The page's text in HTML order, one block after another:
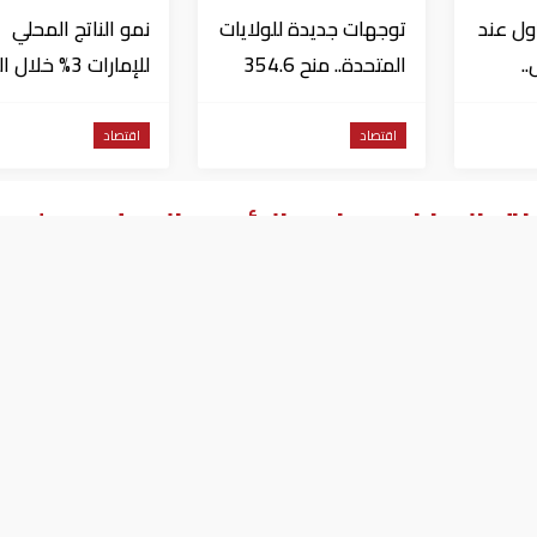
عند
توجهات جديدة للولايات
المتحدة.. منح 354.6
إلى الأردن
اقتصاد
نمو الناتج المحلي
للإمارات 3%
اقتصاد
الرياض بحضور الرئيس اليمني وولي